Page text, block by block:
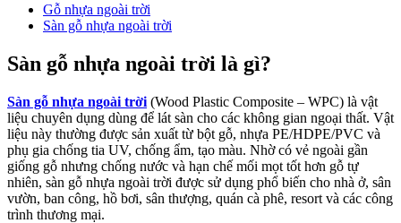
Gỗ nhựa ngoài trời
Sàn gỗ nhựa ngoài trời
Sàn gỗ nhựa ngoài trời là gì?
Sàn gỗ nhựa ngoài trời (Wood Plastic Composite – WPC) là vật
liệu chuyên dụng dùng để lát sàn cho các không gian ngoại thất. Vật
liệu này thường được sản xuất từ bột gỗ, nhựa PE/HDPE/PVC và
phụ gia chống tia UV, chống ẩm, tạo màu. Nhờ có vẻ ngoài gần
giống gỗ nhưng chống nước và hạn chế mối mọt tốt hơn gỗ tự
nhiên, sàn gỗ nhựa ngoài trời được sử dụng phổ biến cho nhà ở, sân
vườn, ban công, hồ bơi, sân thượng, quán cà phê, resort và các công
trình thương mại.